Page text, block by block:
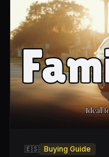
🇪🇸 Buying Guide